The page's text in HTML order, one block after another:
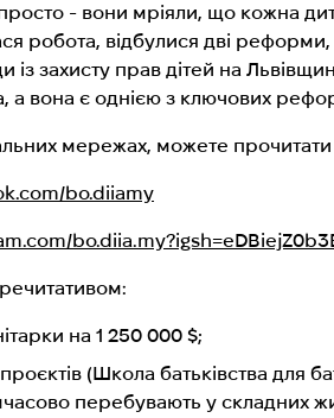
- вони мріяли, що кожна
робота, відбулися дві
із захисту прав дітей на
а вона є однією з ключових
мережах, можете
bo.diiamy
на 1 250 000 $;
(Школа батьківства для
перебувають у складних